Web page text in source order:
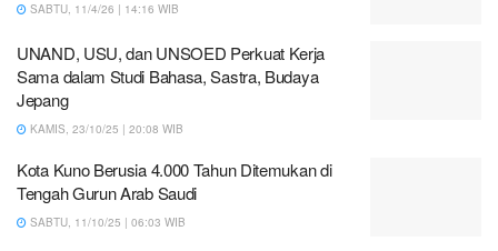
SABTU, 11/4/26 | 14:16 WIB
UNAND, USU, dan UNSOED Perkuat Kerja
Sama dalam Studi Bahasa, Sastra, Budaya
Jepang
KAMIS, 23/10/25 | 20:08 WIB
Kota Kuno Berusia 4.000 Tahun Ditemukan di
Tengah Gurun Arab Saudi
SABTU, 11/10/25 | 06:03 WIB